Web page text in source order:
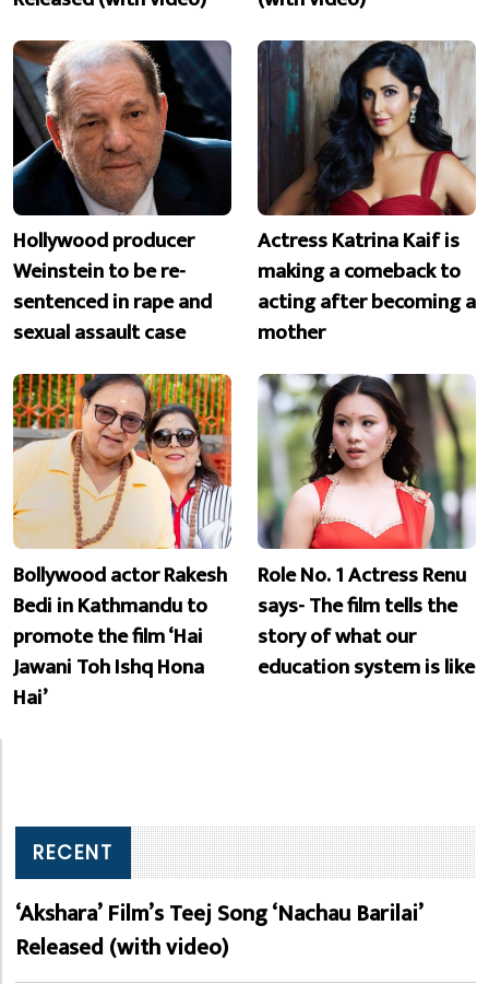
Hollywood producer
Weinstein to be re-
sentenced in rape and
sexual assault case
Actress Katrina Kaif is
making a comeback to
acting after becoming a
mother
Bollywood actor Rakesh
Bedi in Kathmandu to
promote the film ‘Hai
Jawani Toh Ishq Hona
Hai’
Role No. 1 Actress Renu
says- The film tells the
story of what our
education system is like
RECENT
‘Akshara’ Film’s Teej Song ‘Nachau Barilai’
Released (with video)